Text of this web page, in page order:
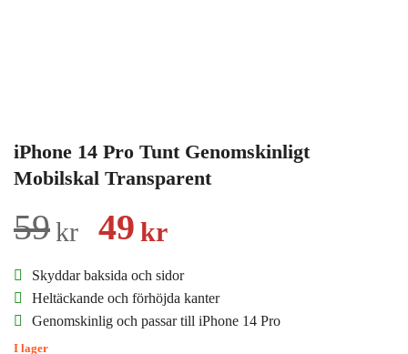
iPhone 14 Pro Tunt Genomskinligt
Mobilskal Transparent
59kr
Det
ursprungliga
priset
var:
49 krDet
nuvarande
priset
är:
Skyddar baksida och sidor
Heltäckande och förhöjda kanter
Genomskinlig och passar till iPhone 14 Pro
I lager